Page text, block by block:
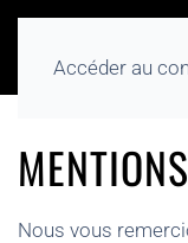
Accéder au
Nous vous